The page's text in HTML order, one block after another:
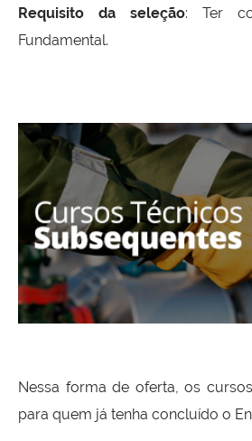
Requisito da seleção: Ter
Fundamental.
Nessa forma de oferta, os
para quem já tenha concluído o